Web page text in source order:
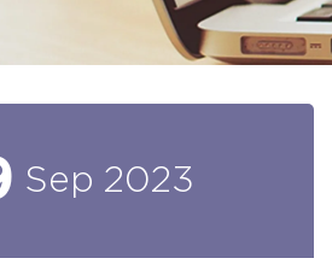
Sep 2023